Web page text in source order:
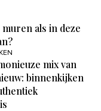
als in deze
mix van
binnenkijken